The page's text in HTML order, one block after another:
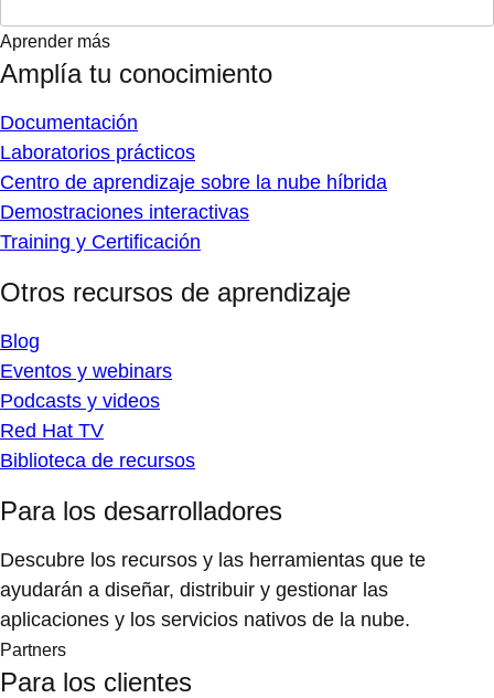
Aprender más
Amplía tu conocimiento
Documentación
Laboratorios prácticos
Centro de aprendizaje sobre la nube híbrida
Demostraciones interactivas
Training y Certificación
Otros recursos de aprendizaje
Blog
Eventos y webinars
Podcasts y videos
Red Hat TV
Biblioteca de recursos
Para los desarrolladores
Descubre los recursos y las herramientas que te
ayudarán a diseñar, distribuir y gestionar las
aplicaciones y los servicios nativos de la nube.
Partners
Para los clientes